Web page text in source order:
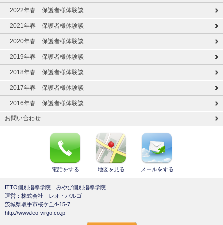
2022年春 保護者様体験談
2021年春 保護者様体験談
2020年春 保護者様体験談
2019年春 保護者様体験談
2018年春 保護者様体験談
2017年春 保護者様体験談
2016年春 保護者様体験談
お問い合わせ
電話をする 地図を見る メールをする
ITTO個別指導学院 みやび個別指導学院
運営：株式会社 レオ・バルゴ
茨城県取手市桜ケ丘4-15-7
http://www.leo-virgo.co.jp